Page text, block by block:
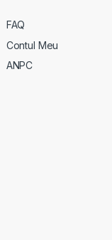
FAQ
Contul Meu
ANPC